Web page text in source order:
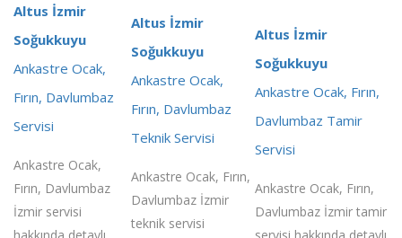
Altus İzmir
Soğukkuyu
Ankastre Ocak,
Fırın, Davlumbaz
Servisi
Ankastre Ocak,
Fırın, Davlumbaz
İzmir servisi
hakkında detaylı
Altus İzmir
Soğukkuyu
Ankastre Ocak,
Fırın, Davlumbaz
Teknik Servisi
Ankastre Ocak, Fırın,
Davlumbaz İzmir
teknik servisi
Altus İzmir
Soğukkuyu
Ankastre Ocak, Fırın,
Davlumbaz Tamir
Servisi
Ankastre Ocak, Fırın,
Davlumbaz İzmir tamir
servisi hakkında detaylı